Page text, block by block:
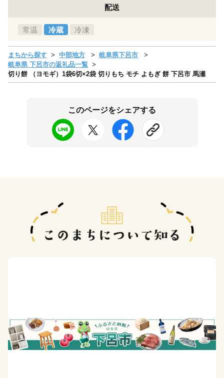
配送
常温 冷蔵 冷凍
まちから探す 中部地方
岐阜県下呂市
岐阜県 下呂市の返礼品一覧
切り餅 （ヨモギ）1袋6切×2袋 切りもち モチ よもぎ 餅 下呂市 馬瀬
このページをシェアする